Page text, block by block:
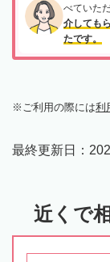
べていた
介しても
たです。
ご利用の際には利
最終更新日：
近くで